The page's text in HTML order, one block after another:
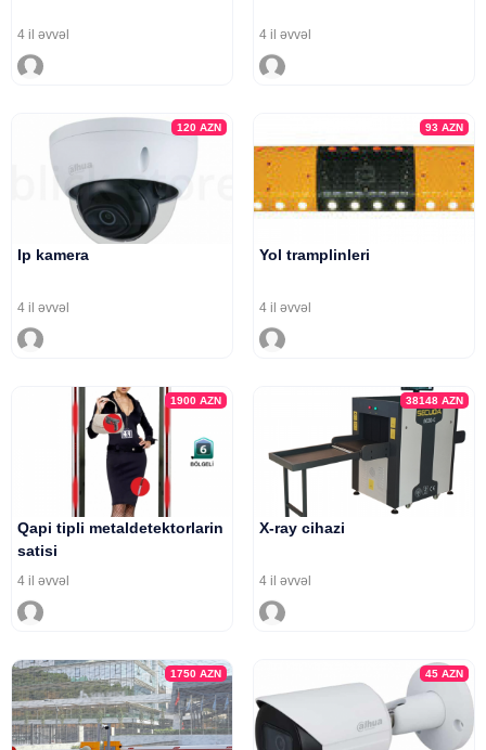
4 il əvvəl 4 il əvvəl
120AZN
Ip kamera
4 il əvvəl
93 AZN
Yol tramplinleri
4 il əvvəl
1900AZN
Qapi tipli metaldetektorlarin
satisi
4 il əvvəl
38148 AZN
X-ray cihazi
4 il əvvəl
1750AZN 45 AZN